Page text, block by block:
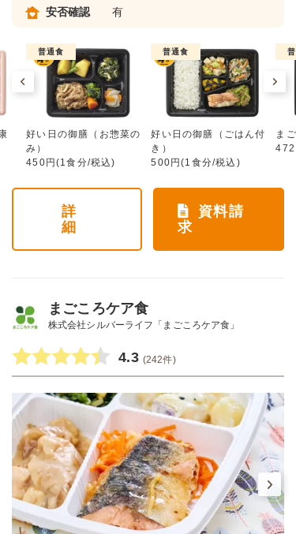
安否確認 有
普通食
好い日の御膳（お惣菜の
み）
450円(1食分/税込)
普通食
好い日の御膳（ごはん付
き）
500円(1食分/税込)
ま
詳
細
資料請
求
まごころケア食
株式会社シルバーライフ「まごころケア食」
4.3 (242件)